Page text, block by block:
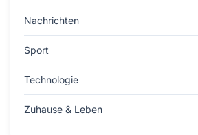
Nachrichten
Sport
Technologie
Zuhause & Leben